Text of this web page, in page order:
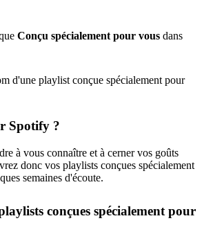
Conçu spécialement pour vous dans
d'une playlist conçue spécialement pour
Spotify ?
à vous connaître et à cerner vos goûts
donc vos playlists conçues spécialement
semaines d'écoute.
conçues spécialement pour